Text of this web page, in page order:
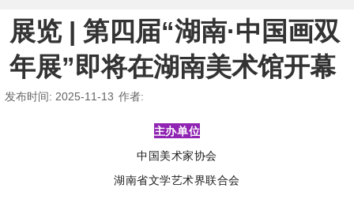
展览 | 第四届“湖南·中国画双
年展”即将在湖南美术馆开幕
发布时间: 2025-11-13 作者:
主办单位
中国美术家协会
湖南省文学艺术界联合会